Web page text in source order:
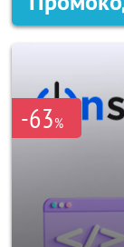
-63%